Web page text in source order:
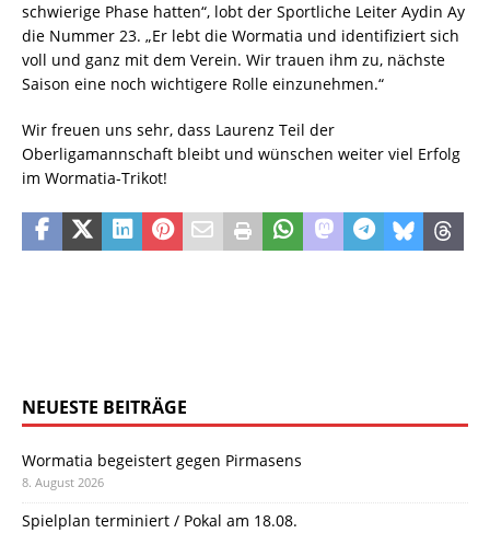
schwierige Phase hatten“, lobt der Sportliche Leiter Aydin Ay
die Nummer 23. „Er lebt die Wormatia und identifiziert sich
voll und ganz mit dem Verein. Wir trauen ihm zu, nächste
Saison eine noch wichtigere Rolle einzunehmen.“
Wir freuen uns sehr, dass Laurenz Teil der
Oberligamannschaft bleibt und wünschen weiter viel Erfolg
im Wormatia-Trikot!
NEUESTE BEITRÄGE
Wormatia begeistert gegen Pirmasens
8. August 2026
Spielplan terminiert / Pokal am 18.08.